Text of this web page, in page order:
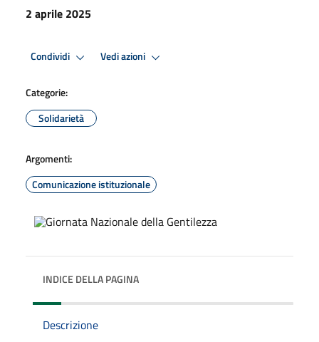
2 aprile 2025
Condividi Vedi azioni
Categorie:
Solidarietà
Argomenti:
Comunicazione istituzionale
INDICE DELLA PAGINA
Descrizione